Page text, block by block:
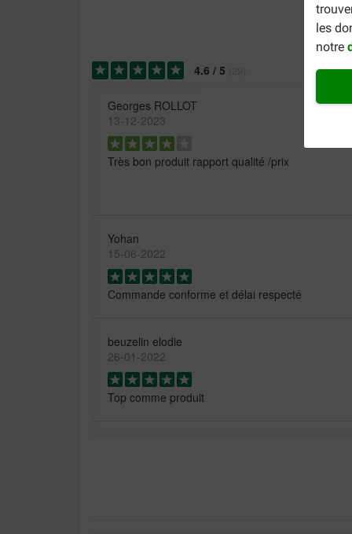
les
notre
4.6 / 5
Georges ROLLOT
13-12-2023
Très bon produit rapport qualité /prix
Yohan
15-06-2022
Commande conforme et délai respecté
beuzelin elodie
26-01-2022
Top comme produit